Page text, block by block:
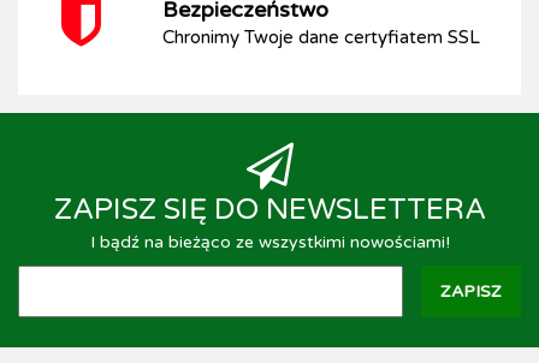
Bezpieczeństwo
Chronimy Twoje dane certyfiatem SSL
ZAPISZ SIĘ DO NEWSLETTERA
I bądź na bieżąco ze wszystkimi nowościami!